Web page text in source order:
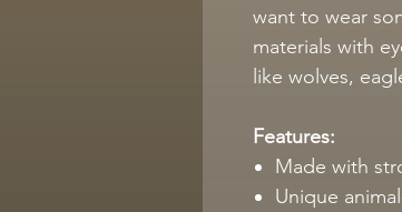
want to wear
materials with
like wolves,
Features:
Made with
Unique